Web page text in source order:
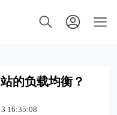
的负载均衡？
16:35:08